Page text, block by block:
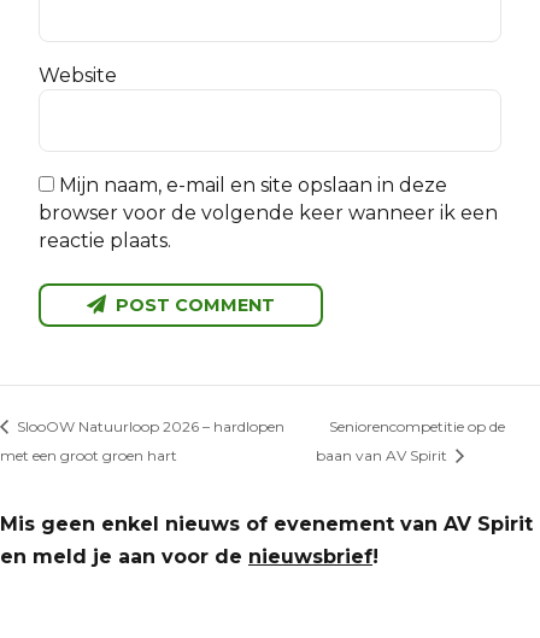
Website
Mijn naam, e-mail en site opslaan in deze
browser voor de volgende keer wanneer ik een
reactie plaats.
POST COMMENT
SlooOW Natuurloop 2026 – hardlopen
met een groot groen hart
Seniorencompetitie op de
baan van AV Spirit
Mis geen enkel nieuws of evenement van AV Spirit
en meld je aan voor de nieuwsbrief!